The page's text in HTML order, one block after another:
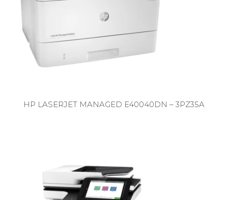
HP LASERJET MANAGED E40040DN – 3PZ35A